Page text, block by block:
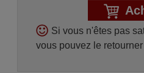
Si vous n'êtes pas
vous pouvez le retourner